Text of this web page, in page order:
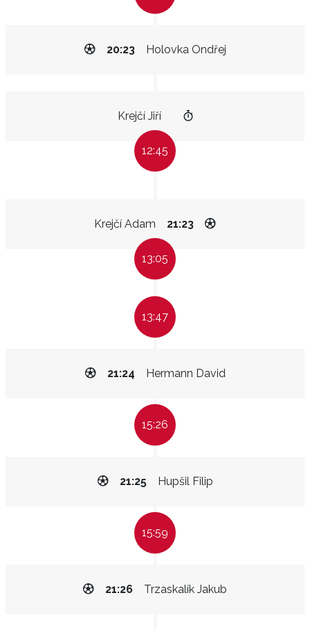
Holovka Ondřej
20:23
Krejčí Jiří
12:45
Krejčí Adam 21:23
13:05
13:47
Hermann David
21:24
15:26
Hupšil Filip
21:25
15:59
Trzaskalík Jakub
21:26